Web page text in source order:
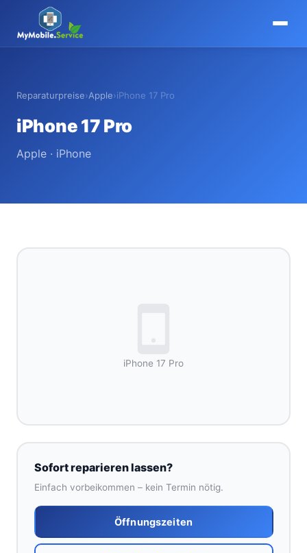
MyMobile.Service
Reparaturpreise›Apple›iPhone 17 Pro
iPhone 17 Pro
Apple · iPhone
iPhone 17 Pro
Sofort reparieren lassen?
Einfach vorbeikommen – kein Termin nötig.
Öffnungszeiten